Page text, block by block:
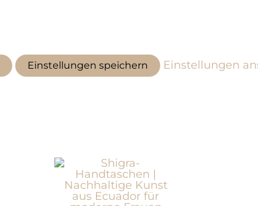
Einstellungen speichern
Einstellungen